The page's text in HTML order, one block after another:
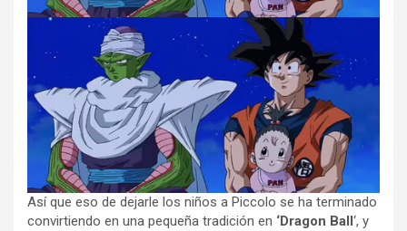
Así que eso de dejarle los niños a Piccolo se ha terminado
convirtiendo en una pequeña tradición en ‘Dragon Ball‘, y